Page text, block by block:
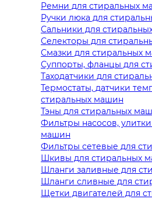
Ремни для стиральных
Ручки люка для
Сальники для
Селекторы для
Смазки для стиральных
Суппорты, фланцы для
Таходатчики для
Термостаты, датчики
стиральных машин
Тэны для стиральных
Фильтры насосов,
машин
Фильтры сетевые для
Шкивы для стиральных
Шланги заливные для
Шланги сливные для
Щетки двигателей для